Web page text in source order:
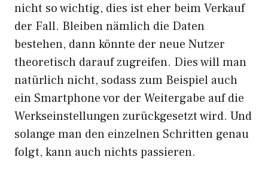
nicht so wichtig, dies ist eher beim Verkauf
der Fall. Bleiben nämlich die Daten
bestehen, dann könnte der neue Nutzer
theoretisch darauf zugreifen. Dies will man
natürlich nicht, sodass zum Beispiel auch
ein Smartphone vor der Weitergabe auf die
Werkseinstellungen zurückgesetzt wird. Und
solange man den einzelnen Schritten genau
folgt, kann auch nichts passieren.